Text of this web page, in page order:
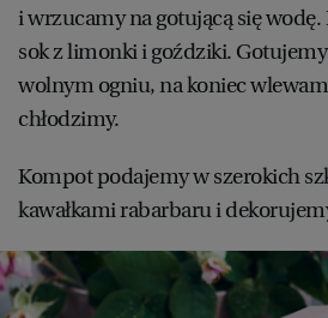
i wrzucamy na gotującą się
sok z limonki i goździki.
wolnym ogniu, na koniec
chłodzimy.
Kompot podajemy w szerokich
kawałkami rabarbaru i